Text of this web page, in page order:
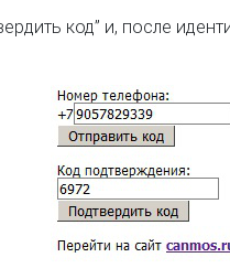
код” и, после